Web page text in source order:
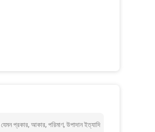
প্রকার, আকার, পরিমাণ, উপাদান ইত্যাদি